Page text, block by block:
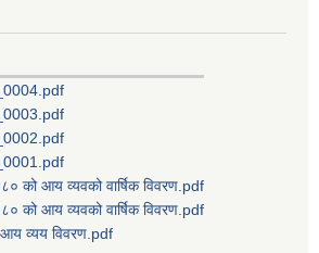
को आय व्यवको वार्षिक विवरण.pdf
को आय व्यवको वार्षिक विवरण.pdf
व्यय विवरण.pdf